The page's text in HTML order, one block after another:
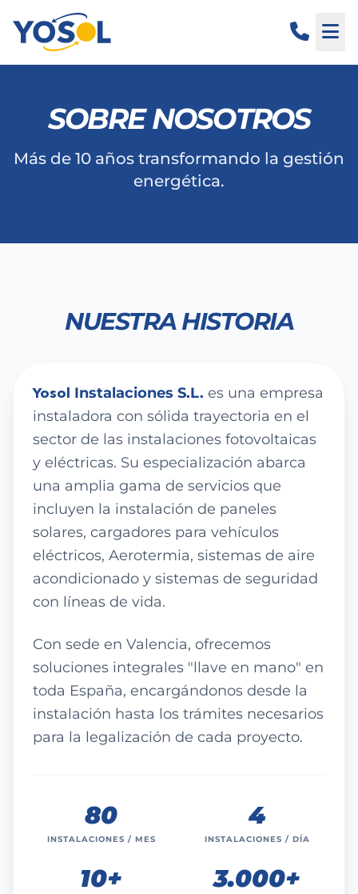
SOBRE NOSOTROS
Más de 10 años transformando la gestión
energética.
NUESTRA HISTORIA
Yosol Instalaciones S.L. es una empresa
instaladora con sólida trayectoria en el
sector de las instalaciones fotovoltaicas
y eléctricas. Su especialización abarca
una amplia gama de servicios que
incluyen la instalación de paneles
solares, cargadores para vehículos
eléctricos, Aerotermia, sistemas de aire
acondicionado y sistemas de seguridad
con líneas de vida.
Con sede en Valencia, ofrecemos
soluciones integrales "llave en mano" en
toda España, encargándonos desde la
instalación hasta los trámites necesarios
para la legalización de cada proyecto.
80
INSTALACIONES / MES
4
INSTALACIONES / DÍA
10+ 3.000+